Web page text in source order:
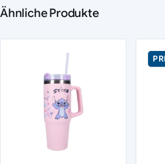
Ähnliche Produkte